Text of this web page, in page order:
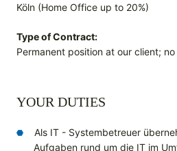
Köln (Home Office up to 20%)
Type of Contract:
Permanent position at our client;
YOUR DUTIES
Als IT - Systembetreuer
Aufgaben rund um die IT im